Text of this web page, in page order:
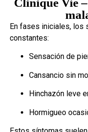
Clinique Vie
En fases iniciales, los
constantes:
Sensación de
Cansancio sin
Hinchazón leve
Hormigueo